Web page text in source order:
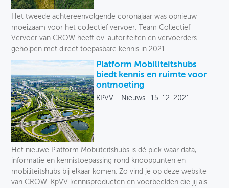
Toegankelijkheid
Verkeersveiligheid
Voetganger
Fiets
Collectief vervoer
Deelmobiliteit
Het tweede achtereenvolgende coronajaar was opnieuw
moeizaam voor het collectief vervoer. Team Collectief
Vervoer van CROW heeft ov-autoriteiten en vervoerders
geholpen met direct toepasbare kennis in 2021.
Platform Mobiliteitshubs
biedt kennis en ruimte voor
ontmoeting
KPVV - Nieuws 15-12-2021
Het nieuwe Platform Mobiliteitshubs is dé plek waar data,
informatie en kennistoepassing rond knooppunten en
mobiliteitshubs bij elkaar komen. Zo vind je op deze website
van CROW-KpVV kennisproducten en voorbeelden die jij als